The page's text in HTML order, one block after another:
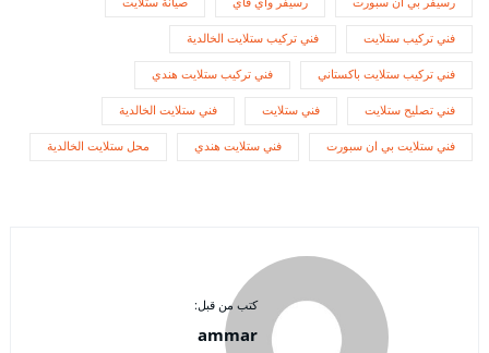
فني تركيب ستلايت فني تركيب ستلايت الخالدية
فني تركيب ستلايت باكستاني فني تركيب ستلايت هندي
فني تصليح ستلايت فني ستلايت فني ستلايت الخالدية
فني ستلايت بي ان سبورت فني ستلايت هندي محل ستلايت الخالدية
كتب من قبل:
ammar